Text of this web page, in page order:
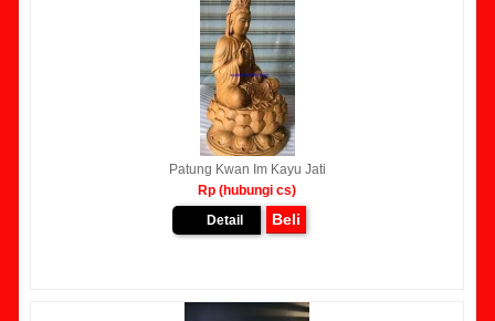
Patung Kwan Im Kayu Jati
Rp (hubungi cs)
Detail
Beli